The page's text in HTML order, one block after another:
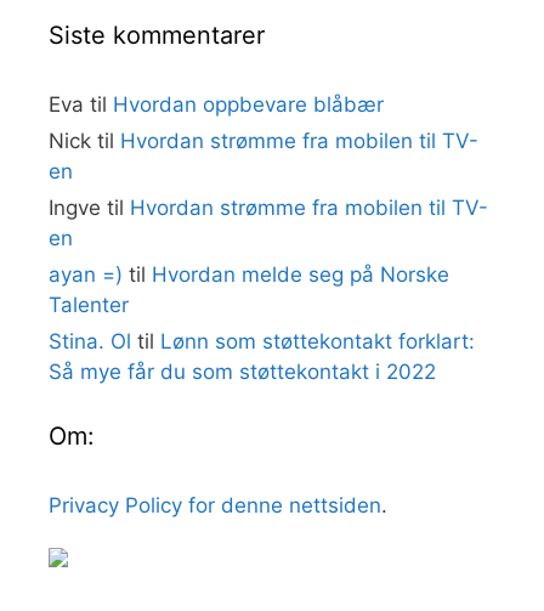
Siste kommentarer
Eva til Hvordan oppbevare blåbær
Nick til Hvordan strømme fra mobilen til TV-
en
Ingve til Hvordan strømme fra mobilen til TV-
en
ayan =) til Hvordan melde seg på Norske
Talenter
Stina. Ol til Lønn som støttekontakt forklart:
Så mye får du som støttekontakt i 2022
Om:
Privacy Policy for denne nettsiden.